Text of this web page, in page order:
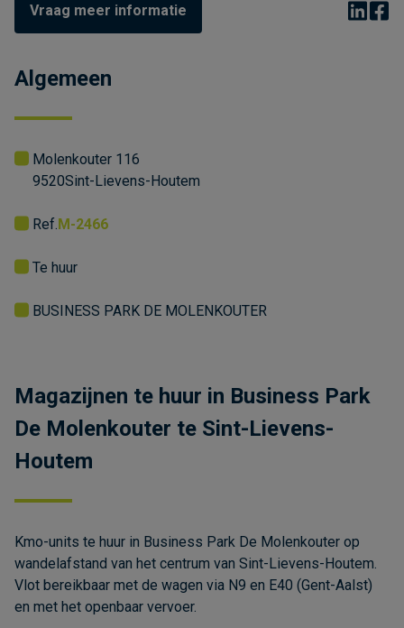
Vraag meer informatie
Algemeen
Sint-Lievens-Houtem
9520
Molenkouter 116
Ref. M-2466
Te huur
BUSINESS PARK DE MOLENKOUTER
Magazijnen te huur in Business Park
De Molenkouter te Sint-Lievens-
Houtem
Kmo-units te huur in Business Park De Molenkouter op
wandelafstand van het centrum van Sint-Lievens-Houtem.
Vlot bereikbaar met de wagen via N9 en E40 (Gent-Aalst)
en met het openbaar vervoer.